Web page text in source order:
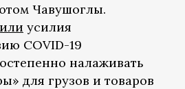
Чавушоглы.
усилия
COVID-19
налаживать
для грузов и товаров